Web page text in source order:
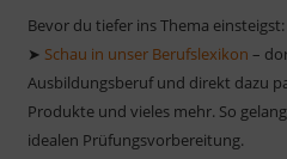
Bevor du tiefer ins Thema einsteigst:
➤ Schau in unser Berufslexikon –
Ausbildungsberuf und direkt dazu
Produkte und vieles mehr. So
idealen Prüfungsvorbereitung.